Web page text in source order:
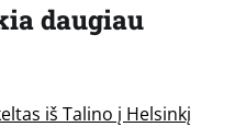
daugiau
iš Talino į Helsinkį